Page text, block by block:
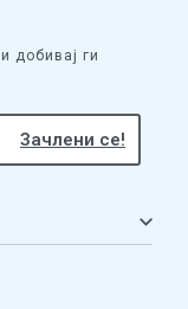
добивај ги